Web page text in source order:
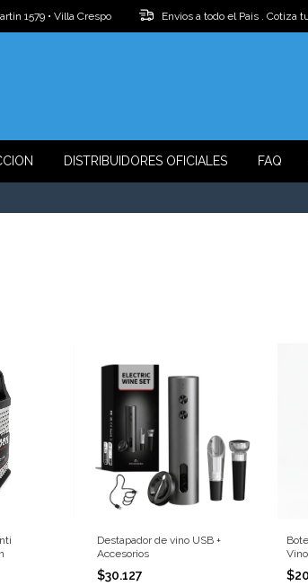
1579 • Villa Crespo Envios a todo el Pais . Cotiza
DISTRIBUIDORES OFICIALES FAQ
6
Destapador de vino USB +
Accesorios
$30.127
Vino